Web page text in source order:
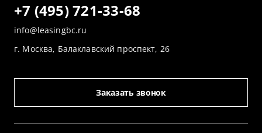
+7 (495) 721-33-68
info@leasingbc.ru
г. Москва, Балаклавский проспект, 26
Заказать звонок